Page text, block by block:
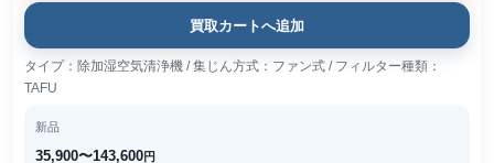
買取カートへ追加
タイプ：除加湿空気清浄機 / 集じん方式：ファン式 / フィルター種類：
TAFU
新品
35,900〜143,600円